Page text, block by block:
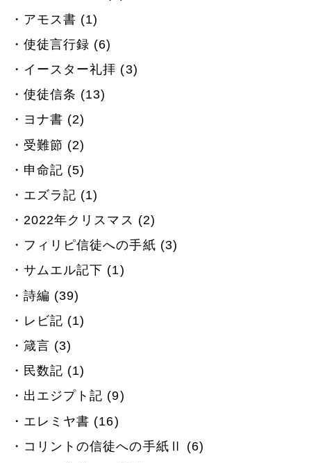
アモス書 (1)
使徒言行録 (6)
イースター礼拝 (3)
使徒信条 (13)
ヨナ書 (2)
受難節 (2)
申命記 (5)
エズラ記 (1)
2022年クリスマス (2)
フィリピ信徒への手紙 (3)
サムエル記下 (1)
詩編 (39)
レビ記 (1)
箴言 (3)
民数記 (1)
出エジプト記 (9)
エレミヤ書 (16)
コリントの信徒への手紙Ⅱ (6)